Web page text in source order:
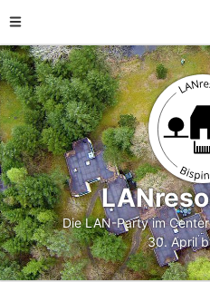
Die LAN-Party im
30. April